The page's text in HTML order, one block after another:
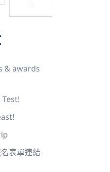
& awards
表單連結